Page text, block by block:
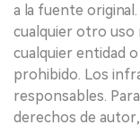
a la fuente
cualquier otro
cualquier entidad
prohibido. Los
responsables.
derechos de